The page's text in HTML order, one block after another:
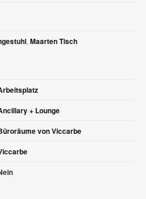
, Maarten Tisch
+ Lounge
von Viccarbe